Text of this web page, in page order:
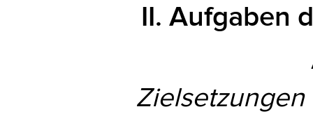
II. Aufgaben